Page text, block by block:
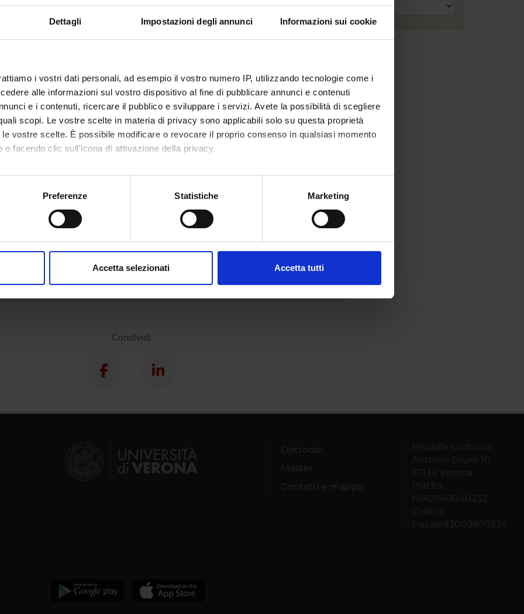
Dettagli Impostazioni degli annunci Informazioni sui cookie
i vostri dati personali, ad esempio il vostro numero IP, utilizzando tecnologie come i
alle informazioni sul vostro dispositivo al fine di pubblicare annunci e contenuti
e i contenuti, ricercare il pubblico e sviluppare i servizi. Avete la possibilità di scegliere
scopi. Le vostre scelte in materia di privacy sono applicabili solo su questa proprietà
vostre scelte. È possibile modificare o revocare il proprio consenso in qualsiasi momento
o facendo clic sull'icona di attivazione della privacy.
anche:
sulla tua posizione geografica, con un'approssimazione di qualche metro,
in qualsiasi momento dalla Dichiarazione sui cookie.
Preferenze Statistiche Marketing
Accetta selezionati Accetta tutti
attivi nel periodo selezionato:0.
per vedere orari e dettagli del corso.
Condividi
Dottorati
Master
Contatti e mappa
Piazzale Ludovico
Antonio Scuro 10
37134 Verona
Partita
IVA01541040232
Codice
Fiscale93009870234